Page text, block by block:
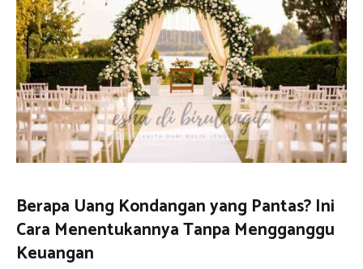
Berapa Uang Kondangan yang Pantas? Ini
Cara Menentukannya Tanpa Mengganggu
Keuangan